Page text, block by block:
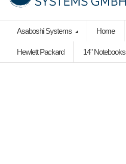
Asaboshi Systems Home
Hewlett Packard 14" Notebooks